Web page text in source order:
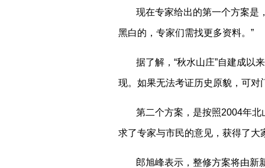
现在专家给出的第一个方案是
黑白的，专家们需找更多资料。”
据了解，“秋水山庄”自建成以
现。如果无法考证历史原貌，可
第二个方案，是按照2004年
求了专家与市民的意见，获得了大
郎旭峰表示，整修方案将由新